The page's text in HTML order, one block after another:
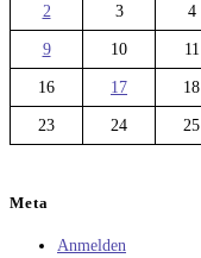
2 3 4
9 10 11
16 17 18
23 24 25
Meta
Anmelden